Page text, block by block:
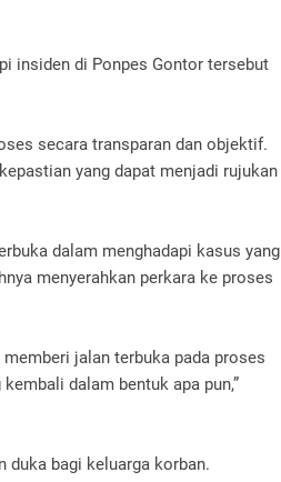
insiden di Ponpes Gontor tersebut
secara transparan dan objektif.
yang dapat menjadi rujukan
dalam menghadapi kasus yang
menyerahkan perkara ke proses
jalan terbuka pada proses
dalam bentuk apa pun,”
duka bagi keluarga korban.